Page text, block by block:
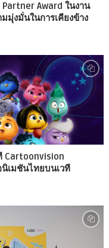
Award ในงาน
มุ่งมั่นในการเคียงข้าง
Cartoonvision
เมชันไทยบนเวที